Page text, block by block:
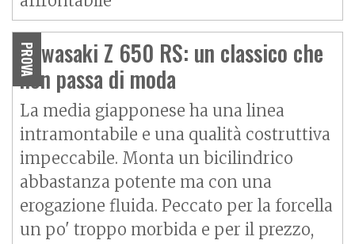
PROVA
Kawasaki Z 650 RS: un classico che
non passa di moda
La media giapponese ha una linea
intramontabile e una qualità costruttiva
impeccabile. Monta un bicilindrico
abbastanza potente ma con una
erogazione fluida. Peccato per la forcella
un po' troppo morbida e per il prezzo,